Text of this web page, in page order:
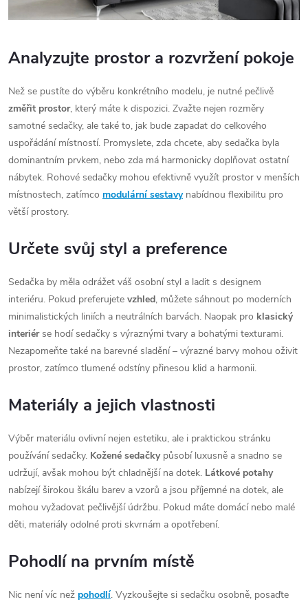
Analyzujte prostor a rozvržení pokoje
Než se pustíte do výběru konkrétního modelu, je nutné pečlivě
změřit prostor, který máte k dispozici. Zvažte nejen rozměry
samotné sedačky, ale také to, jak bude zapadat do celkového
uspořádání místností. Promyslete, zda chcete, aby sedačka byla
dominantním prvkem, nebo zda má harmonicky doplňovat ostatní
nábytek. Rohové sedačky mohou efektivně využít prostor v menších
místnostech, zatímco modulární sestavynabídnou flexibilitu pro
větší prostory.
Určete svůj styl a preference
Sedačka by měla odrážet váš osobní styl a ladit s designem
interiéru. Pokud preferujete vzhled, můžete sáhnout po moderních
minimalistických liniích a neutrálních barvách. Naopak pro klasický
interiérse hodí sedačky s výraznými tvary a bohatými texturami.
Nezapomeňte také na barevné sladění – výrazné barvy mohou oživit
prostor, zatímco tlumené odstíny přinesou klid a harmonii.
Materiály a jejich vlastnosti
Výběr materiálu ovlivní nejen estetiku, ale i praktickou stránku
používání sedačky. Kožené sedačkypůsobí luxusně a snadno se
udržují, avšak mohou být chladnější na dotek. Látkové potahy
nabízejí širokou škálu barev a vzorů a jsou příjemné na dotek, ale
mohou vyžadovat pečlivější údržbu. Pokud máte domácí nebo malé
děti, materiály odolné proti skvrnám a opotřebení.
Pohodlí na prvním místě
Nic není víc než pohodlí. Vyzkoušejte si sedačku osobně, posaďte